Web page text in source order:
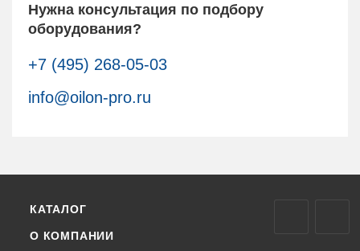
Нужна консультация по подбору
оборудования?
+7 (495) 268-05-03
info@oilon-pro.ru
КАТАЛОГ
О КОМПАНИИ